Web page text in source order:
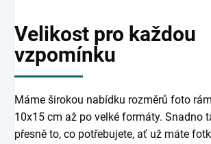
Velikost pro každou
vzpomínku
Máme širokou nabídku rozměrů foto
10x15 cm až po velké formáty. Snadno
přesně to, co potřebujete, ať už máte